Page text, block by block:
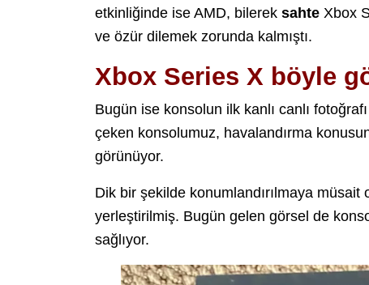
etkinliğinde ise AMD, bilerek sahte Xbox
ve özür dilemek zorunda kalmıştı.
Xbox Series X böyle
Bugün ise konsolun ilk kanlı canlı
çeken konsolumuz, havalandırma
görünüyor.
Dik bir şekilde konumlandırılmaya
yerleştirilmiş. Bugün gelen görsel de
sağlıyor.